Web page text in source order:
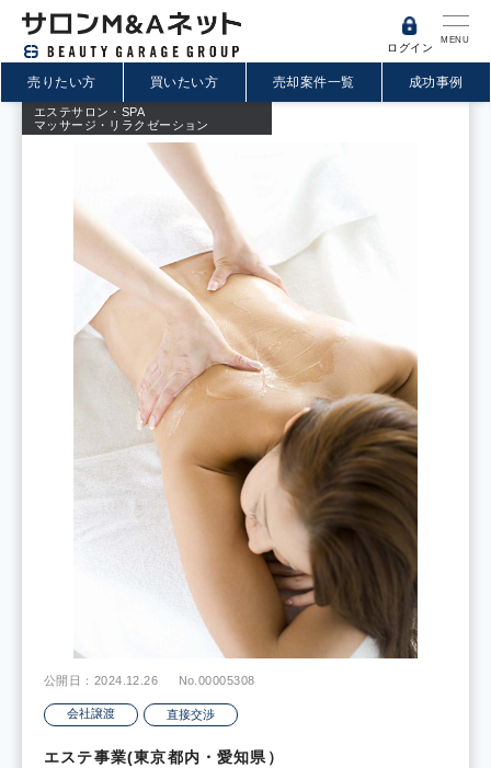
MENU
ログイン
売りたい方 買いたい方 売却案件一覧 成功事例
エステサロン・SPA
マッサージ・リラクゼーション
公開日：2024.12.26 No.00005308
会社譲渡 直接交渉
エステ事業(東京都内・愛知県）